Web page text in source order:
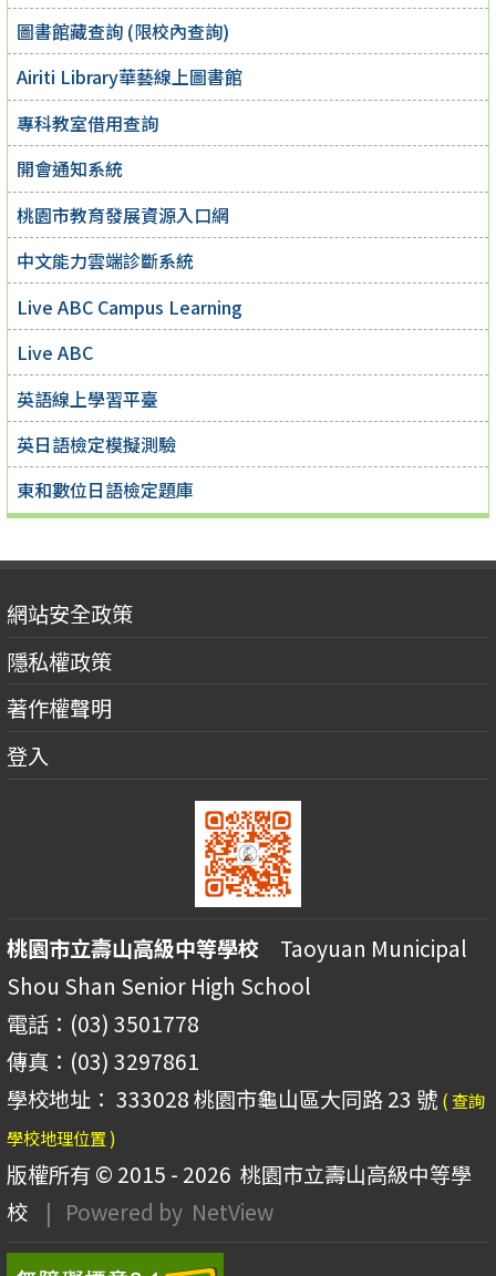
圖書館藏查詢 (限校內查詢)
Airiti Library華藝線上圖書館
專科教室借用查詢
開會通知系統
桃園市教育發展資源入口網
中文能力雲端診斷系統
Live ABC Campus Learning
Live ABC
英語線上學習平臺
英日語檢定模擬測驗
東和數位日語檢定題庫
網站安全政策
隱私權政策
著作權聲明
登入
桃園市立壽山高級中等學校 Taoyuan Municipal
Shou Shan Senior High School
電話：(03) 3501778
傳真：(03) 3297861
學校地址： 333028 桃園市龜山區大同路 23 號 ( 查詢
學校地理位置 )
版權所有 © 2015 - 2026 桃園市立壽山高級中等學
校
| Powered by NetView